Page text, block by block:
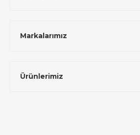
Markalarımız
Ürünlerimiz